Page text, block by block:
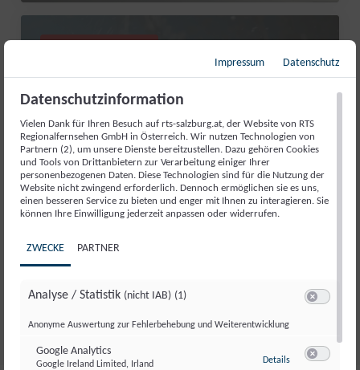
RED BULL ROMANIACS: MANUEL
LETTENBICHLER FEIERT 7.
Impressum Datenschutz
Datenschutzinformation
Vielen Dank für Ihren Besuch auf rts-salzburg.at, der Website von RTS
Regionalfernsehen GmbH in Österreich. Wir nutzen Technologien von
Partnern (2), um unsere Dienste bereitzustellen. Dazu gehören Cookies
und Tools von Drittanbietern zur Verarbeitung einiger Ihrer
personenbezogenen Daten. Diese Technologien sind für die Nutzung der
Website nicht zwingend erforderlich. Dennoch ermöglichen sie es uns,
einen besseren Service zu bieten und enger mit Ihnen zu interagieren. Sie
können Ihre Einwilligung jederzeit anpassen oder widerrufen.
ZWECKE PARTNER
Analyse / Statistik (nicht IAB) (1)
Anonyme Auswertung zur Fehlerbehebung und Weiterentwicklung
Google Analytics
Google Ireland Limited, Irland Details zu Google